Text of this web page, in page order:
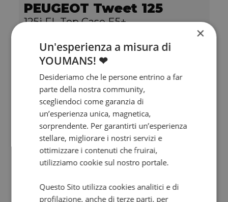
PEUGEOT Tweet 125
125i FL Top Case E5+
2.549
×
Un'esperienza a misura di
YOUMANS! ❤
Desideriamo che le persone entrino a far
parte della nostra community,
scegliendoci come garanzia di
un’esperienza unica, magnetica,
sorprendente. Per garantirti un’esperienza
stellare, migliorare i nostri servizi e
ottimizzare i contenuti che fruirai,
utilizziamo cookie sul nostro portale.
Questo Sito utilizza cookies analitici e di
profilazione, anche di terze parti, per